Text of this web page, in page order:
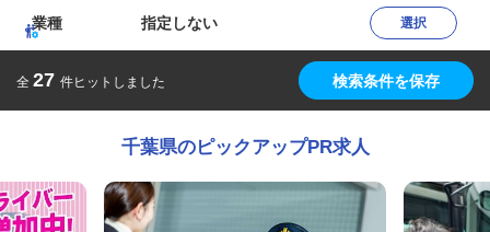
業種 指定しない 選択
全 27 件ヒットしました 検索条件を保存
千葉県のピックアップPR求人